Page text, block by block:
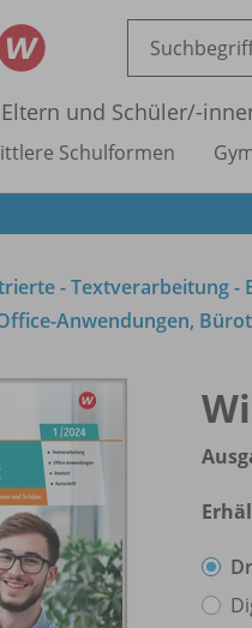
Eltern und Schüler/-
Schulformen
- Textverarbeitung -
Anwendungen,